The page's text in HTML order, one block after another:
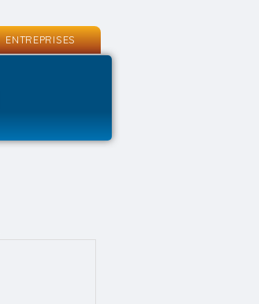
ENTREPRISES